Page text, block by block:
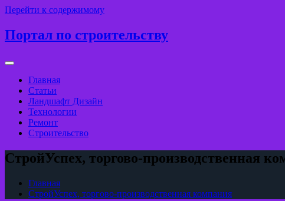
Перейти к содержимому
Портал по строительству
Главная
Статьи
Ландшафт Дизайн
Технологии
Ремонт
Строительство
СтройУспех, торгово-производственная
Главная
СтройУспех, торгово-производственная компания